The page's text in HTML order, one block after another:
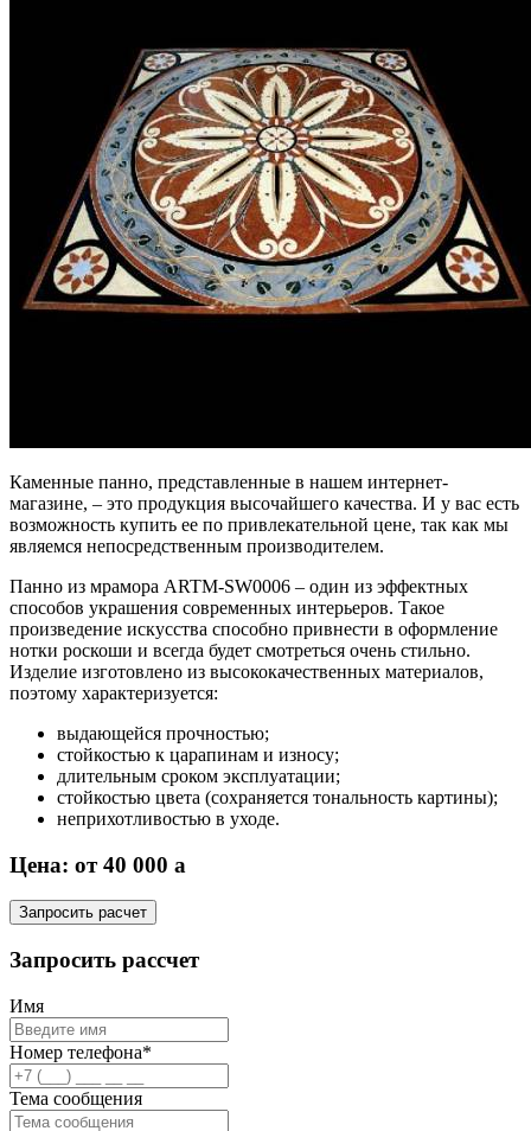
Каменные панно, представленные в нашем интернет-
магазине, – это продукция высочайшего качества. И у вас есть
возможность купить ее по привлекательной цене, так как мы
являемся непосредственным производителем.
Панно из мрамора ARTM-SW0006 – один из эффектных
способов украшения современных интерьеров. Такое
произведение искусства способно привнести в оформление
нотки роскоши и всегда будет смотреться очень стильно.
Изделие изготовлено из высококачественных материалов,
поэтому характеризуется:
выдающейся прочностью;
стойкостью к царапинам и износу;
длительным сроком эксплуатации;
стойкостью цвета (сохраняется тональность картины);
неприхотливостью в уходе.
Цена: от 40 000 a
Запросить расчет
Запросить рассчет
Имя
Номер телефона*
Тема сообщения